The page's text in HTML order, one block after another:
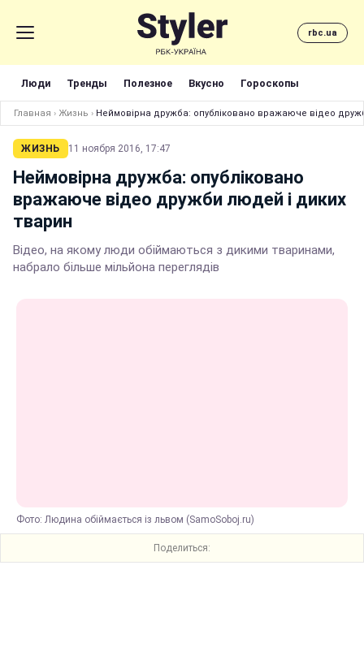
rbc.ua
Люди Тренды Полезное Вкусно Гороскопы
Главная › Жизнь › Неймовірна дружба: опубліковано вражаюче відео
ЖИЗНЬ 11 ноября 2016, 17:47
Неймовірна дружба: опубліковано
вражаюче відео дружби людей і диких
тварин
Відео, на якому люди обіймаються з дикими тваринами,
набрало більше мільйона переглядів
Фото: Людина обіймається із львом (SamoSoboj.ru)
Поделиться: